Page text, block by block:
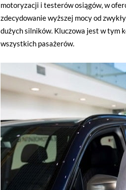
motoryzacji i testerów osiągów, w
zdecydowanie wyższej mocy od
dużych silników. Kluczowa jest w tym
wszystkich pasażerów.